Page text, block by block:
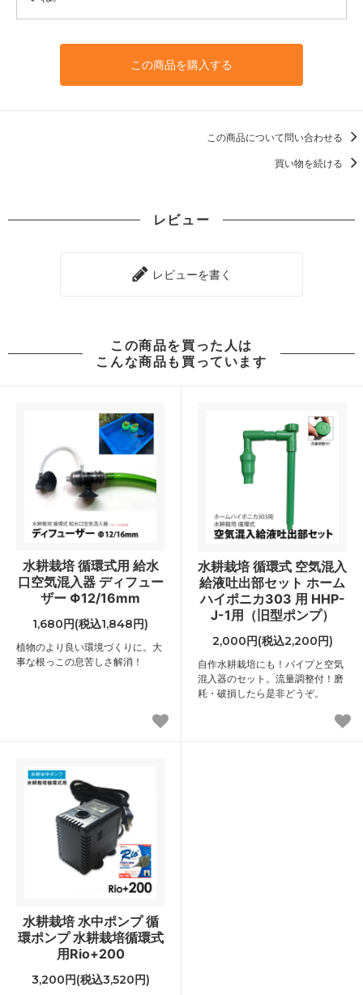
この商品を購入する
この商品について問い合わせる
買い物を続ける
レビュー
レビューを書く
この商品を買った人は
こんな商品も買っています
水耕栽培 循環式用 給水
口空気混入器 ディフュー
ザー Φ12/16mm
1,680円(税込1,848円)
植物のより良い環境づくりに。大
事な根っこの息苦しさ解消！
水耕栽培 循環式 空気混入
給液吐出部セット ホーム
ハイポニカ303 用 HHP-
J-1用（旧型ポンプ）
2,000円(税込2,200円)
自作水耕栽培にも！パイプと空気
混入器のセット。流量調整付！磨
耗・破損したら是非どうぞ。
水耕栽培 水中ポンプ 循
環ポンプ 水耕栽培循環式
用Rio+200
3,200円(税込3,520円)